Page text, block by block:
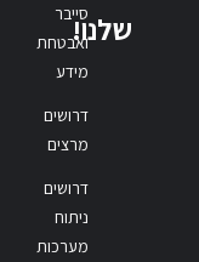
שלנו!סייבר
ואבטחת
מידע
דרושים
מרצים
דרושים
ניתוח
מערכות